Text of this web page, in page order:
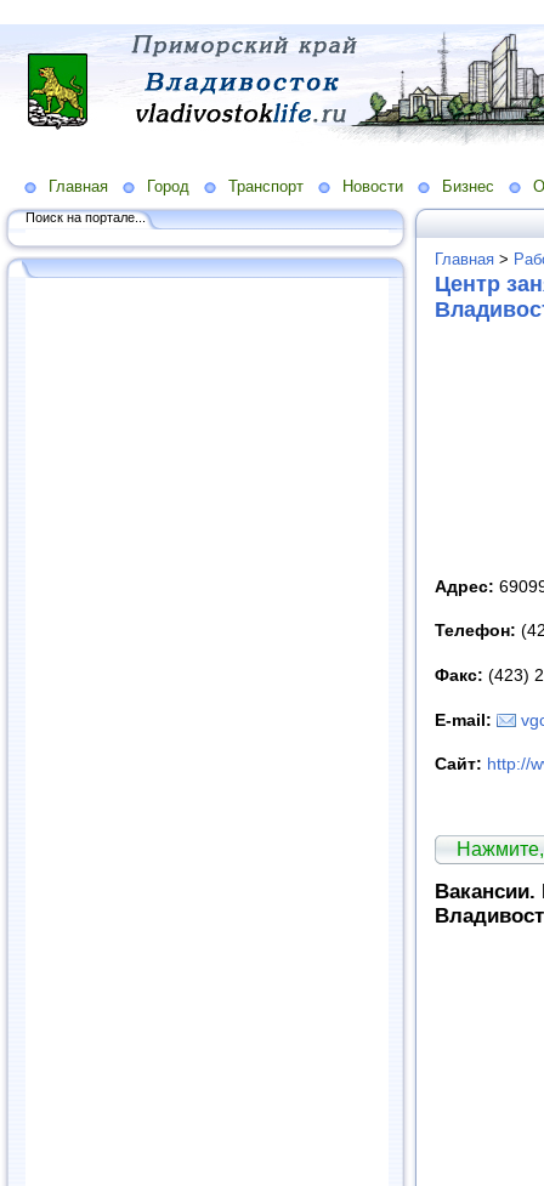
Главная Город Транспорт Новости Бизнес
Поиск на портале...
Главная >
Центр
Адрес:
Телефон:
Факс: (423)
E-mail:
Сайт: http://
Вакансии.